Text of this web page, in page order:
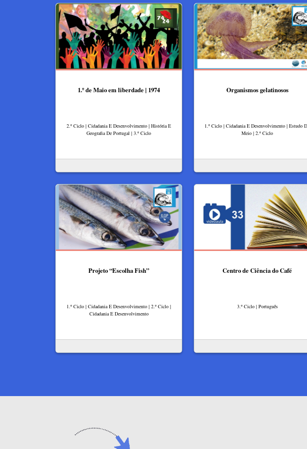
1.º de Maio em liberdade | 1974
2.º Ciclo | Cidadania E Desenvolvimento | História E
Geografia De Portugal | 3.º Ciclo
Organismos gelatinosos
1.º Ciclo | Cidadania E Desenvolvimento | Estudo
Meio | 2.º Ciclo
Projeto “Escolha Fish”
1.º Ciclo | Cidadania E Desenvolvimento | 2.º Ciclo |
Cidadania E Desenvolvimento
Centro de Ciência do Café
3.º Ciclo | Português